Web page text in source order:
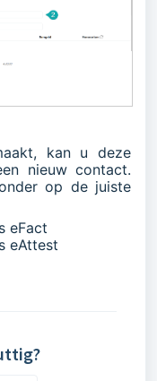
kan u deze
nieuw contact.
op de juiste
eFact
eAttest